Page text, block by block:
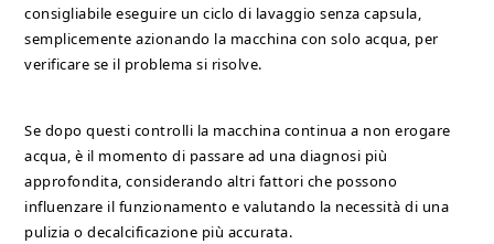
consigliabile eseguire un ciclo di lavaggio senza capsula,
semplicemente azionando la macchina con solo acqua, per
verificare se il problema si risolve.
Se dopo questi controlli la macchina continua a non erogare
acqua, è il momento di passare ad una diagnosi più
approfondita, considerando altri fattori che possono
influenzare il funzionamento e valutando la necessità di una
pulizia o decalcificazione più accurata.